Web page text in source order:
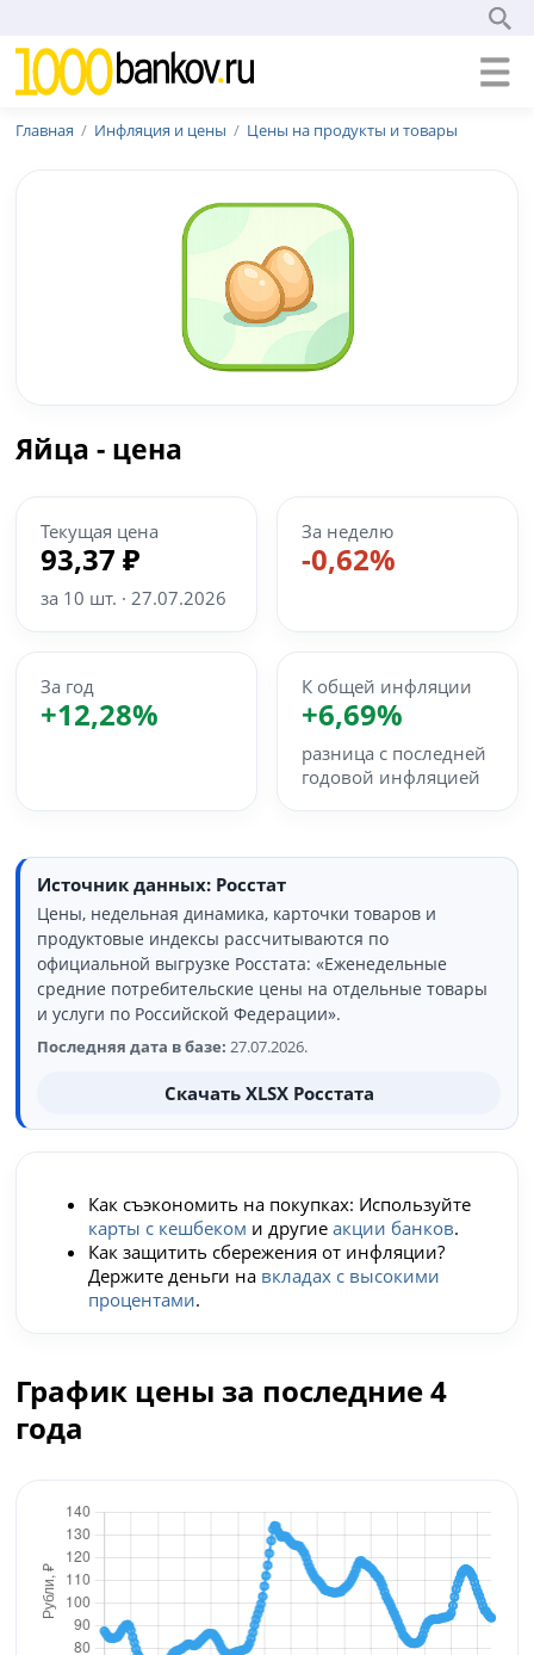
Главная Инфляция и цены Цены на продукты и товары
Яйца - цена
Текущая цена
93,37 ₽
за 10 шт. · 27.07.2026
За неделю
-0,62%
За год
+12,28%
К общей инфляции
+6,69%
разница с последней
годовой инфляцией
Источник данных: Росстат
Цены, недельная динамика, карточки товаров и
продуктовые индексы рассчитываются по
официальной выгрузке Росстата: «Еженедельные
средние потребительские цены на отдельные товары
и услуги по Российской Федерации».
Последняя дата в базе: 27.07.2026.
Скачать XLSX Росстата
Как съэкономить на покупках: Используйте
карты с кешбеком и другиеакции банков.
Как защитить сбережения от инфляции?
Держите деньги на вкладах с высокими
процентами.
График цены за последние 4
года